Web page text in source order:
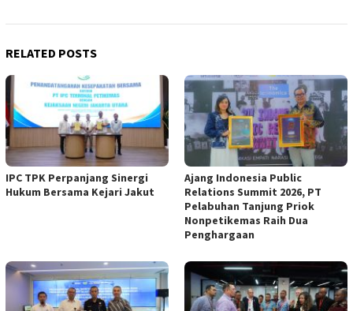
RELATED POSTS
IPC TPK Perpanjang Sinergi
Hukum Bersama Kejari Jakut
Ajang Indonesia Public
Relations Summit 2026, PT
Pelabuhan Tanjung Priok
Nonpetikemas Raih Dua
Penghargaan